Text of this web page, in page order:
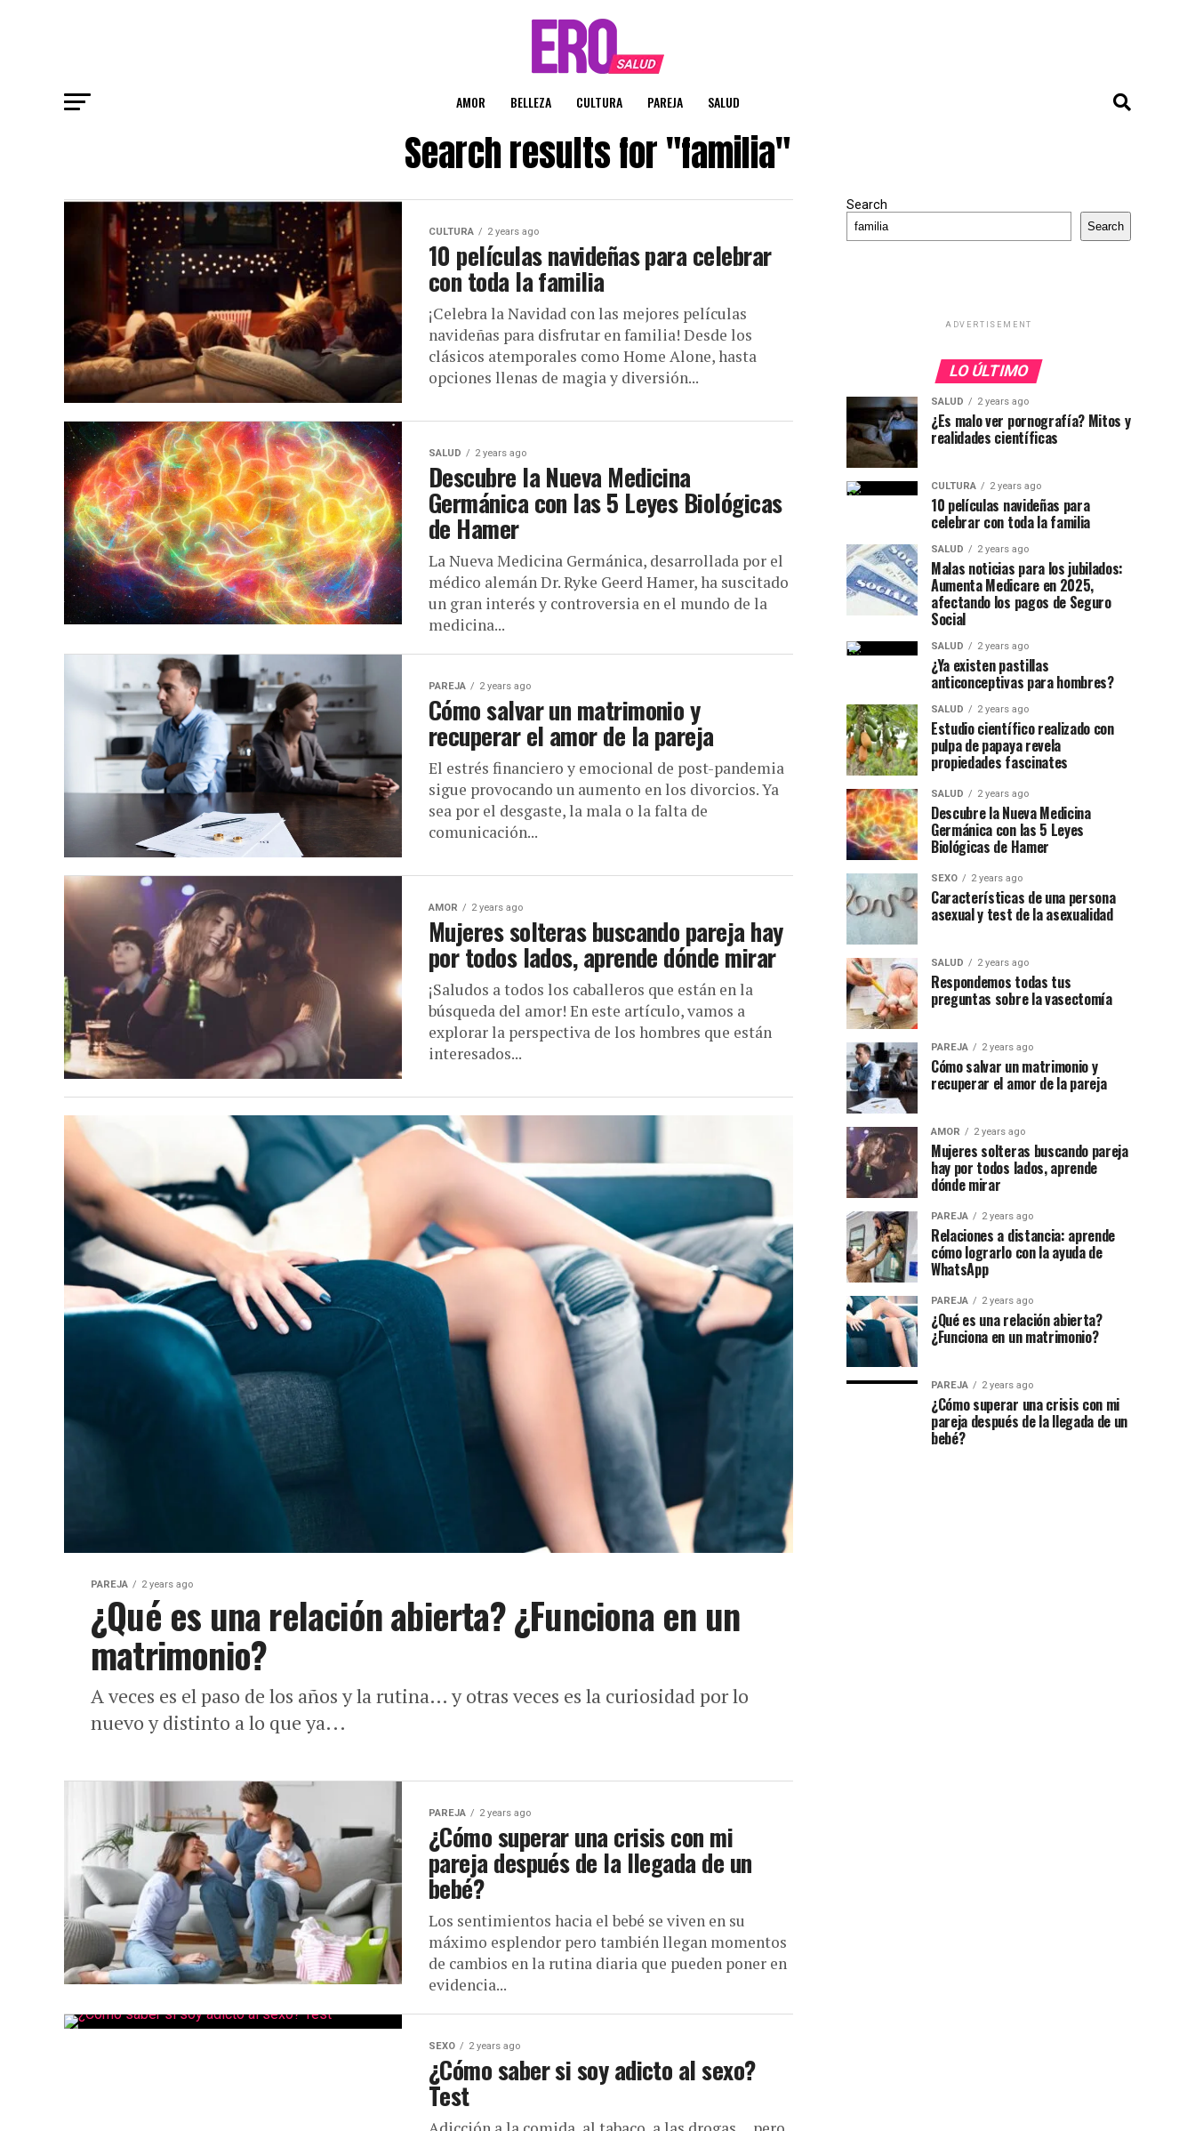
AMOR BELLEZA CULTURA PAREJA SALUD
Search results for "familia"
CULTURA 2 years ago
10 películas navideñas para celebrar
con toda la familia
¡Celebra la Navidad con las mejores películas
navideñas para disfrutar en familia! Desde los
clásicos atemporales como Home Alone, hasta
opciones llenas de magia y diversión...
SALUD 2 years ago
Descubre la Nueva Medicina
Germánica con las 5 Leyes Biológicas
de Hamer
La Nueva Medicina Germánica, desarrollada por el
médico alemán Dr. Ryke Geerd Hamer, ha suscitado
un gran interés y controversia en el mundo de la
medicina...
PAREJA 2 years ago
Cómo salvar un matrimonio y
recuperar el amor de la pareja
El estrés financiero y emocional de post-pandemia
sigue provocando un aumento en los divorcios. Ya
sea por el desgaste, la mala o la falta de
comunicación...
AMOR 2 years ago
Mujeres solteras buscando pareja hay
por todos lados, aprende dónde mirar
¡Saludos a todos los caballeros que están en la
búsqueda del amor! En este artículo, vamos a
explorar la perspectiva de los hombres que están
interesados...
PAREJA 2 years ago
¿Qué es una relación abierta? ¿Funciona en un
matrimonio?
A veces es el paso de los años y la rutina… y otras veces es la curiosidad por lo
nuevo y distinto a lo que ya...
PAREJA 2 years ago
¿Cómo superar una crisis con mi
pareja después de la llegada de un
bebé?
Los sentimientos hacia el bebé se viven en su
máximo esplendor pero también llegan momentos
de cambios en la rutina diaria que pueden poner en
evidencia...
SEXO 2 years ago
¿Cómo saber si soy adicto al sexo?
Test​
Search
Search
ADVERTISEMENT
LO ÚLTIMO
SALUD 2 years ago
¿Es malo ver pornografía? Mitos y
realidades científicas
CULTURA 2 years ago
10 películas navideñas para
celebrar con toda la familia
SALUD 2 years ago
Malas noticias para los jubilados:
Aumenta Medicare en 2025,
afectando los pagos de Seguro
Social
SALUD 2 years ago
¿Ya existen pastillas
anticonceptivas para hombres?
SALUD 2 years ago
Estudio científico realizado con
pulpa de papaya revela
propiedades fascinates
SALUD 2 years ago
Descubre la Nueva Medicina
Germánica con las 5 Leyes
Biológicas de Hamer
SEXO 2 years ago
Características de una persona
asexual y test de la asexualidad
SALUD 2 years ago
Respondemos todas tus
preguntas sobre la vasectomía
PAREJA 2 years ago
Cómo salvar un matrimonio y
recuperar el amor de la pareja
AMOR 2 years ago
Mujeres solteras buscando pareja
hay por todos lados, aprende
dónde mirar
PAREJA 2 years ago
Relaciones a distancia: aprende
cómo lograrlo con la ayuda de
WhatsApp
PAREJA 2 years ago
¿Qué es una relación abierta?
¿Funciona en un matrimonio?
PAREJA 2 years ago
¿Cómo superar una crisis con mi
pareja después de la llegada de un
bebé?